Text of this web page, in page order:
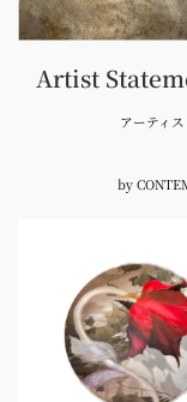
Artist
アーティ
by